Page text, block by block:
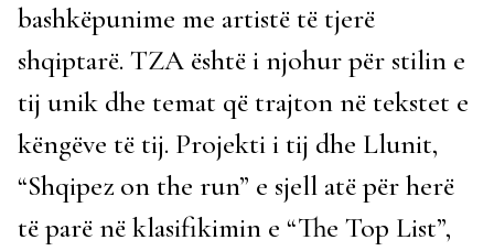
bashkëpunime me artistë të tjerë
shqiptarë. TZA është i njohur për stilin e
tij unik dhe temat që trajton në tekstet e
këngëve të tij. Projekti i tij dhe Llunit,
“Shqipez on the run” e sjell atë për herë
të parë në klasifikimin e “The Top List”,